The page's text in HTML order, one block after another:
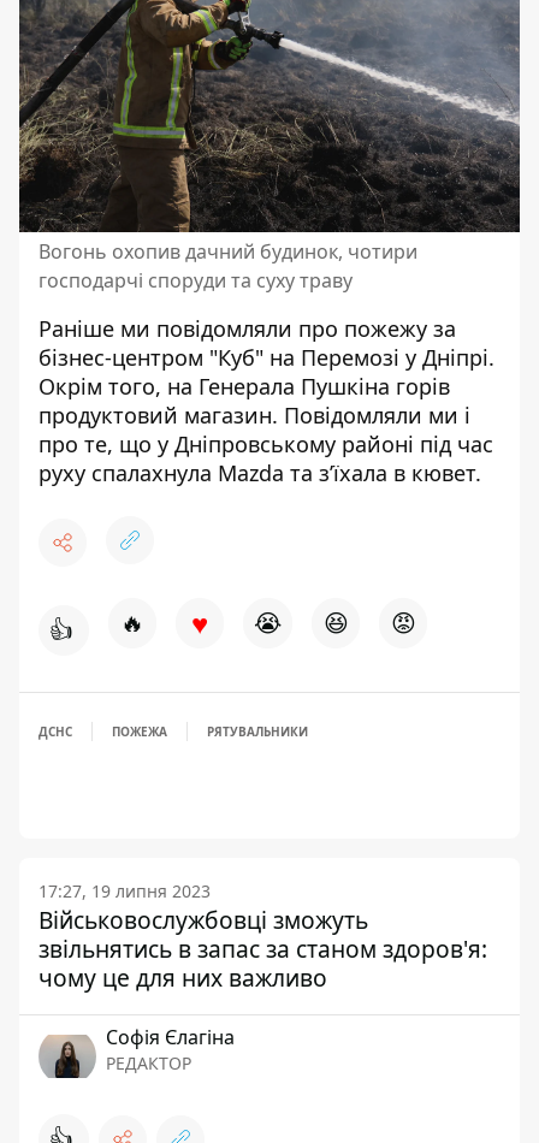
Вогонь охопив дачний будинок, чотири
господарчі споруди та суху траву
Раніше ми повідомляли про пожежу за
бізнес-центром "Куб" на Перемозі у Дніпрі.
Окрім того, на Генерала Пушкіна горів
продуктовий магазин. Повідомляли ми і
про те, що у Дніпровському районі під час
руху спалахнула Mazda та з’їхала в кювет.
👍 🔥 ♥ 😭 😆 😡
ДСНС ПОЖЕЖА РЯТУВАЛЬНИКИ
17:27, 19 липня 2023
Військовослужбовці зможуть
звільнятись в запас за станом здоров'я:
чому це для них важливо
Софія Єлагіна
РЕДАКТОР